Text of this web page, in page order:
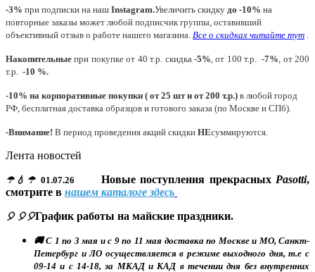
-3% при подписки на наш Instagram.Увеличить скидку до -10% на
повторные заказы может любой подписчик группы, оставивший
объективный отзыв о работе нашего магазина. Все о скидках читайте тут
Накопительные при покупке от 40 т.р. скидка -5% , от 100 т.р.-7% , от 200
т.р. -10 %.
-10% на корпоративные покупки ( от 25 шт и от 200 т.р.) в любой город
РФ, бесплатная доставка образцов и готового заказа (по Москве и СПб).
-Внимание! В период проведения акций скидки НЕсуммируются.
Лента новостей
☂💧☂ 01.07.26 Новые поступления прекрасных Pasotti,
смотрите в нашем каталоге здесь
🎈 🎈🎈График работы на майские праздники.
🚚 С 1 по 3 мая и с 9 по 11 мая доставка по Москве и МО, Санкт-
Петербург и ЛО осуществляется в режиме выходного дня, т.е с
09-14 и с 14-18, за МКАД и КАД в течении дня без внутренних